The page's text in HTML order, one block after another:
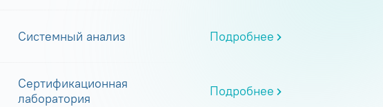
Системный анализ Подробнее
Сертификационная
лаборатория
Подробнее